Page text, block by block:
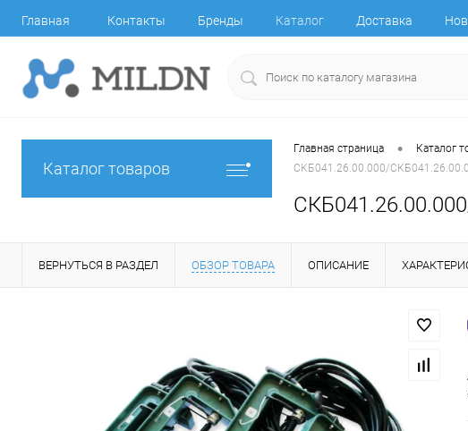
Главная Контакты Бренды Каталог Доставка
Каталог товаров
Главная страница • Каталог
СКБ041.26.00.000/
ВЕРНУТЬСЯ В РАЗДЕЛ ОБЗОР ТОВАРА ОПИСАНИЕ